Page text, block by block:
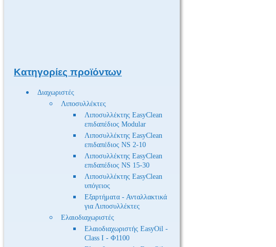
Κατηγορίες προϊόντων
Διαχωριστές
Λιποσυλλέκτες
Λιποσυλλέκτης EasyClean
επιδαπέδιος Modular
Λιποσυλλέκτης EasyClean
επιδαπέδιος NS 2-10
Λιποσυλλέκτης EasyClean
επιδαπέδιος NS 15-30
Λιποσυλλέκτης EasyClean
υπόγειος
Εξαρτήματα - Ανταλλακτικά
για Λιποσυλλέκτες
Ελαιοδιαχωριστές
Ελαιοδιαχωριστής EasyOil -
Class I - Φ1100